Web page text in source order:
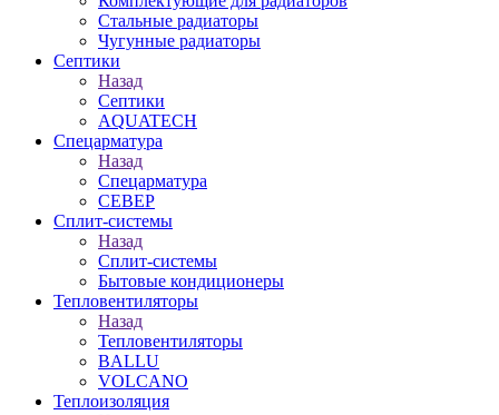
Стальные радиаторы
Чугунные радиаторы
Септики
Назад
Септики
AQUATECH
Спецарматура
Назад
Спецарматура
СЕВЕР
Сплит-системы
Назад
Сплит-системы
Бытовые кондиционеры
Тепловентиляторы
Назад
Тепловентиляторы
BALLU
VOLCANO
Теплоизоляция